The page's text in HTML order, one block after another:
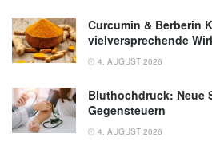
Curcumin & Berberin
vielversprechende
4. AUGUST 2026
Bluthochdruck: Neue
Gegensteuern
4. AUGUST 2026